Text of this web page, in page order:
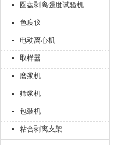
圆盘剥离强度试验机
色度仪
电动离心机
取样器
磨浆机
筛浆机
包装机
粘合剥离支架